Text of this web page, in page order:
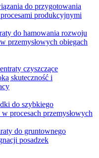
do przygotowania
produkcyjnymi
do hamowania rozwoju
przemysłowych obiegach
czyszczące
skuteczność i
do szybkiego
procesach przemysłowych
do gruntownego
posadzek